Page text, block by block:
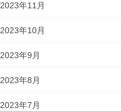
2023年11月
2023年10月
2023年9月
2023年8月
2023年7月